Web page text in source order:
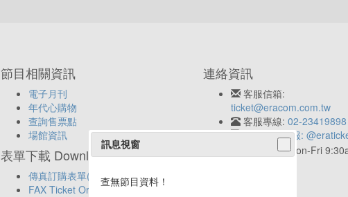
節目相關資訊
電子月刊
年代心購物
查詢售票點
場館資訊
表單下載 Download
傳真訂購表單(中文)
FAX Ticket Order Form(English)
連絡資訊
客服信箱:
ticket@eracom.com.tw
客服專線: 02-23419898
LINE客服:
服務時間:Mon-Fri
訊息視窗
查無節目資料！